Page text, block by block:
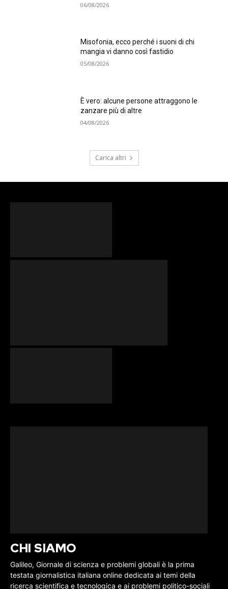
06/08/2026
Misofonia, ecco perché i suoni di chi
mangia vi danno così fastidio
05/08/2026
È vero: alcune persone attraggono le
zanzare più di altre
04/08/2026
Carica altri
CHI SIAMO
Galileo, Giornale di scienza e problemi globali è la prima
testata giornalistica italiana online dedicata ai temi della
ricerca scientifica e tecnologica e ai problemi politico-sociali